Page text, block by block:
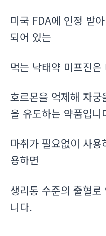
미국 FDA에 인정 받
되어 있는
먹는 낙태약 미프진
호르몬을 억제해 자
을 유도하는 약품입니
마취가 필요없이 사
용하면
생리통 수준의 출혈
니다.